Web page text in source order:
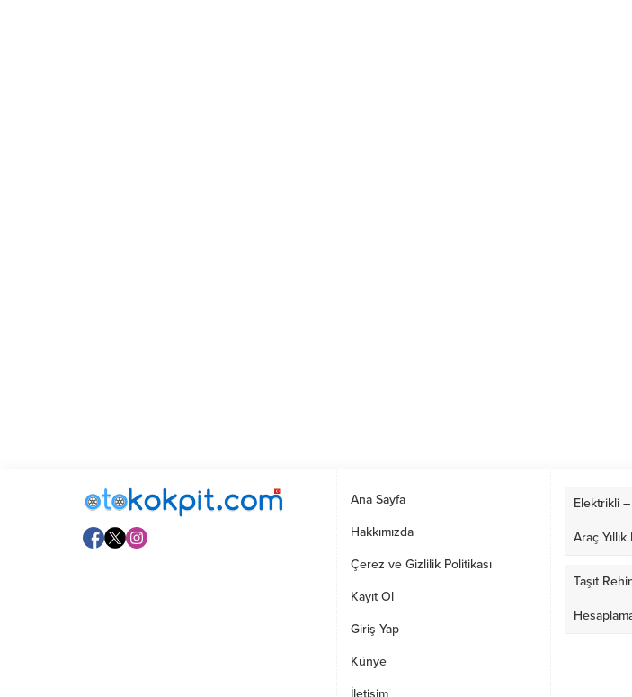
Ana Sayfa
Hakkımızda
Çerez ve Gizlilik Politikası
Kayıt Ol
Giriş Yap
Künye
İletişim
Elektrikli
Araç
Taşıt